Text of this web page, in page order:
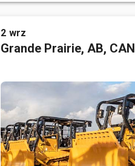
2 wrz
Grande Prairie, AB, CAN